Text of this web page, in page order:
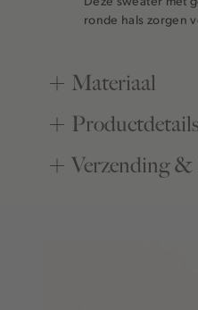
ronde hals zorgen
Materiaal
Verzending